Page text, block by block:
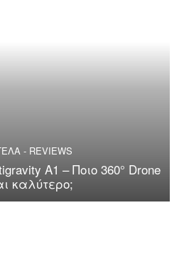
- REVIEWS
A1 – Ποιο 360° Drone
καλύτερο;